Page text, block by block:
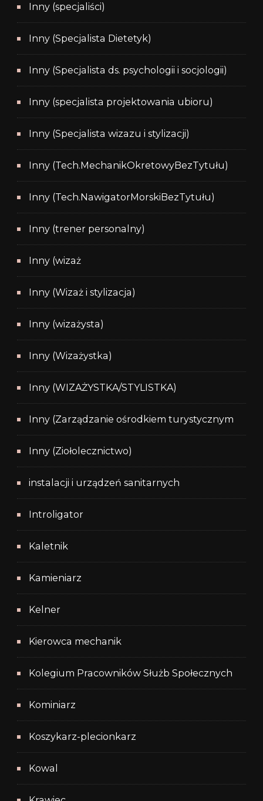
Inny (specjaliści)
Inny (Specjalista Dietetyk)
Inny (Specjalista ds. psychologii i socjologii)
Inny (specjalista projektowania ubioru)
Inny (Specjalista wizazu i stylizacji)
Inny (Tech.MechanikOkretowyBezTytułu)
Inny (Tech.NawigatorMorskiBezTytułu)
Inny (trener personalny)
Inny (wizaż
Inny (Wizaż i stylizacja)
Inny (wizażysta)
Inny (Wizażystka)
Inny (WIZAŻYSTKA/STYLISTKA)
Inny (Zarządzanie ośrodkiem turystycznym
Inny (Ziołolecznictwo)
instalacji i urządzeń sanitarnych
Introligator
Kaletnik
Kamieniarz
Kelner
Kierowca mechanik
Kolegium Pracowników Służb Społecznych
Kominiarz
Koszykarz-plecionkarz
Kowal